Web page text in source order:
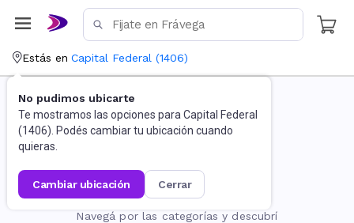
Estás en Capital Federal (1406)
No pudimos ubicarte
Te mostramos las opciones para Capital Federal
(1406). Podés cambiar tu ubicación cuando
quieras.
cambiar ubicación cerrar
La página no existe
Navegá por las categorías y descubrí